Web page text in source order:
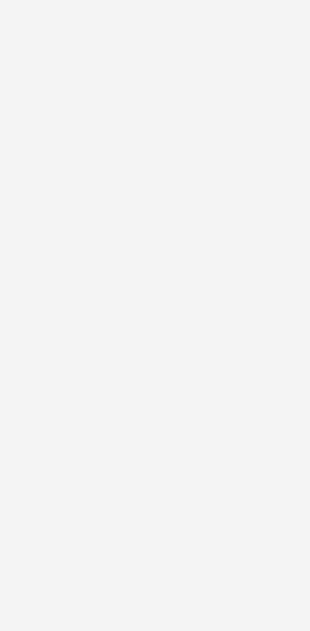
zu halten.“
praxisnah erleben
auf der intelligenten Verknüpfung von
Die Ausstellungsbereiche für Heizung
abgedeckt und werden durch
Energiesysteme und Gebäudeleittechnik
Wärmepumpen und deren
Batteriespeichern,
und Wallboxen erhalten zusätzliche
Lösungen direkt in die
3 integriert, um die Synergien zwischen
anschaulich zu präsentieren. Der
Heizungsindustrie (BDH) ist dabei
eigenem Stand und Vortragsforum
mit eigenem